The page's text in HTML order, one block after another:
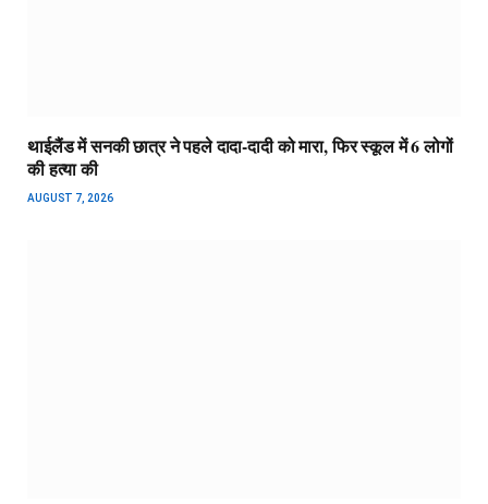
थाईलैंड में सनकी छात्र ने पहले दादा-दादी को मारा, फिर स्कूल में 6 लोगों
की हत्या की
AUGUST 7, 2026